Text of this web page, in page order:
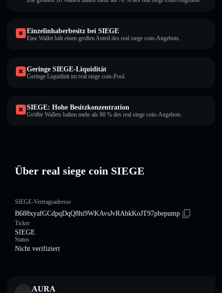
Einzelinhaberbesitz bei SIEGE
Eine Wallet hält einen großen Anteil des real siege coin-Angebots.
Geringe SIEGE-Liquidität
Geringe Liquidität im real siege coin-Pool.
SIEGE: Hohe Besitzkonzentration
Größte Wallets halten mehr als 80 % des real siege coin-Angebots.
Über real siege coin SIEGE
SIEGE-Vertragsadresse
B688xyafGCdpqDqQ8hi9WKAvsJvRAhkKoJT97pbepump
Ticker
SIEGE
Status
Nicht verifiziert
AURA